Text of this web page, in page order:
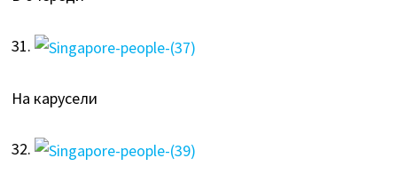
31.
На карусели
32.